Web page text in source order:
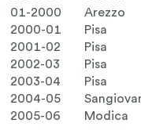
01-2000
Arezzo
2000-01
Pisa
2001-02
Pisa
2002-03
Pisa
2003-04
Pisa
2004-05
2005-06
Modica